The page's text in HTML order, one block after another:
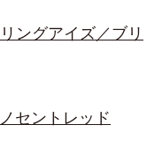
ングアイズ／ブリ
セントレッド